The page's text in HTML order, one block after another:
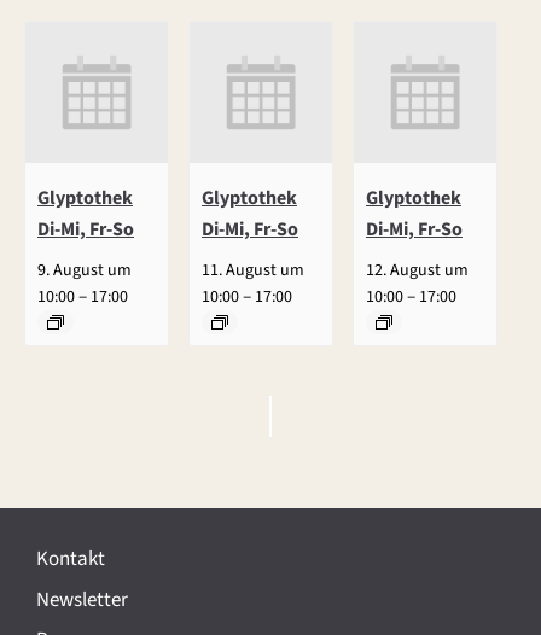
Glyptothek
Di-Mi, Fr-So
9. August um
10:00– 17:00
Glyptothek
Di-Mi, Fr-So
11. August um
10:00– 17:00
Glyptothek
Di-Mi, Fr-So
12. August um
10:00– 17:00
e
a
n
Kontakt
Newsletter